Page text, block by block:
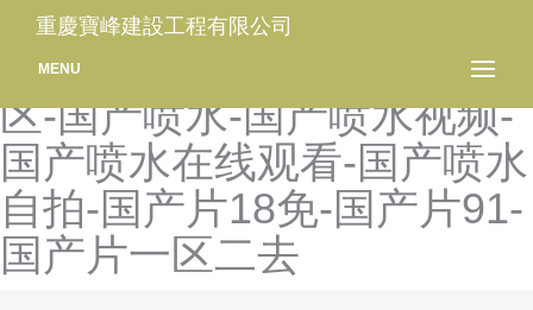
国产欧美专区-国产欧美自拍
中文字幕-国产喷白浆精品一
区-国产喷水-国产喷水视频-
国产喷水在线观看-国产喷水
自拍-国产片18免-国产片91-
国产片一区二去
重慶寶峰建設工程有限公司
MENU